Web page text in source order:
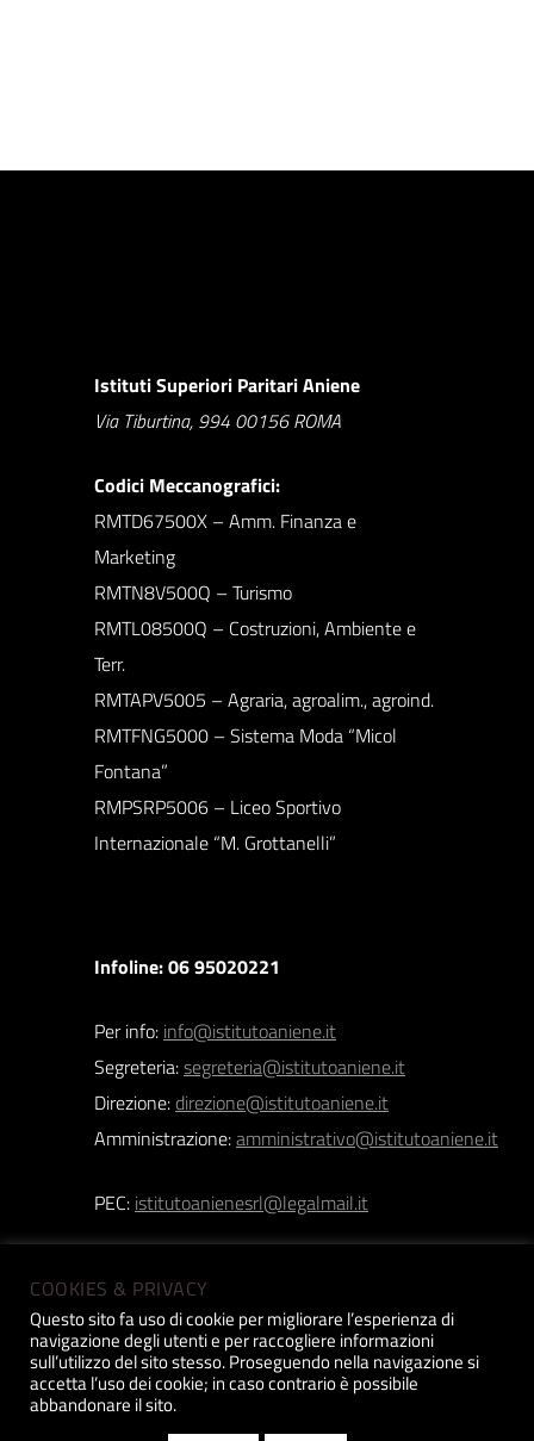
Istituti Superiori Paritari Aniene
Via Tiburtina, 994 00156 ROMA
Codici Meccanografici:
RMTD67500X – Amm. Finanza e
Marketing
RMTN8V500Q – Turismo
RMTL08500Q – Costruzioni, Ambiente e
Terr.
RMTAPV5005 – Agraria, agroalim., agroind.
RMTFNG5000 – Sistema Moda “Micol
Fontana”
RMPSRP5006 – Liceo Sportivo
Internazionale “M. Grottanelli”
Infoline: 06 95020221
Per info: info@istitutoaniene.it
Segreteria:segreteria@istitutoaniene.it
Direzione: direzione@istitutoaniene.it
Amministrazione:amministrativo@istitutoaniene.it
PEC: istitutoanienesrl@legalmail.it
Istituto Aniene srl | Copyright 2019 © | P.iva:
12518031005 | Privacy Policy| DesignConstant
COOKIES & PRIVACY
Questo sito fa uso di cookie per migliorare l’esperienza di
navigazione degli utenti e per raccogliere informazioni
sull’utilizzo del sito stesso. Proseguendo nella navigazione si
accetta l’uso dei cookie; in caso contrario è possibile
abbandonare il sito.